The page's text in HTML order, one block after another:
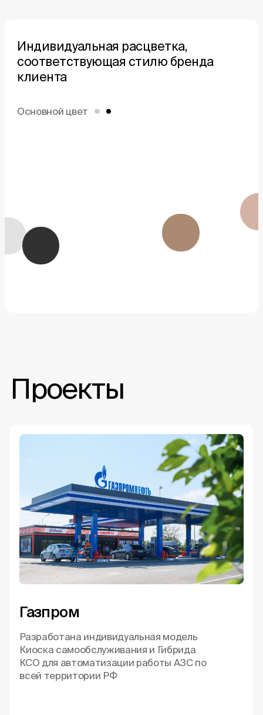
Индивидуальная расцветка,
соответствующая стилю бренда
клиента
Основной цвет
Проекты
Газпром
Разработана индивидуальная модель
Киоска самообслуживания и Гибрида
КСО для автоматизации работы АЗС по
всей территории РФ